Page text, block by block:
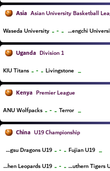
Asia Asian University Basketball
Waseda University .. - .. National Chengchi University
Uganda Division 1
KIU Titans .. - .. Livingstone ...
Kenya Premier League
ANU Wolfpacks .. - .. Terror ...
China U19 Championship
Jiangsu Dragons U19 .. - .. Fujian U19 ...
Shenzhen Leopards U19 .. - .. Guangdong Southern Tigers U19